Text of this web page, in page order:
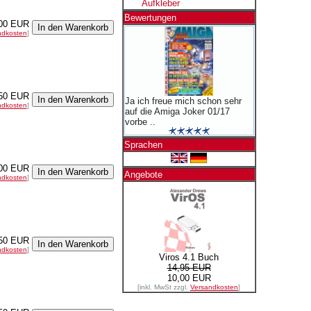
EUR
]
EUR
]
EUR
]
EUR
]
Aufkleber
Bewertungen
Ja ich freue mich schon sehr
auf die Amiga Joker 01/17
vorbe ..
Sprachen
Angebote
Viros 4.1 Buch
14,95 EUR
10,00 EUR
[inkl. MwSt zzgl. Versandkosten]